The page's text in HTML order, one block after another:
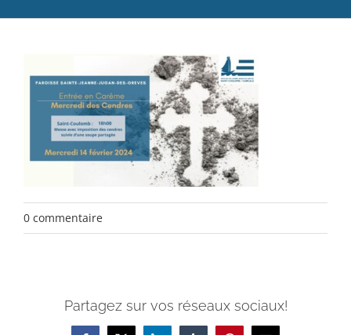
Adultes, jeunes et famille
Actualités
0 commentaire
Partagez sur vos réseaux sociaux!